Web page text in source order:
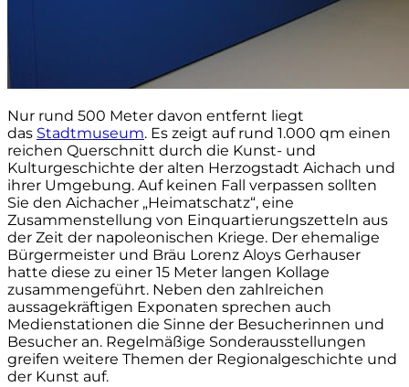
Nur rund 500 Meter davon entfernt liegt
das Stadtmuseum. Es zeigt auf rund 1.000 qm einen
reichen Querschnitt durch die Kunst- und
Kulturgeschichte der alten Herzogstadt Aichach und
ihrer Umgebung. Auf keinen Fall verpassen sollten
Sie den Aichacher „Heimatschatz“, eine
Zusammenstellung von Einquartierungszetteln aus
der Zeit der napoleonischen Kriege. Der ehemalige
Bürgermeister und Bräu Lorenz Aloys Gerhauser
hatte diese zu einer 15 Meter langen Kollage
zusammengeführt. Neben den zahlreichen
aussagekräftigen Exponaten sprechen auch
Medienstationen die Sinne der Besucherinnen und
Besucher an. Regelmäßige Sonderausstellungen
greifen weitere Themen der Regionalgeschichte und
der Kunst auf.